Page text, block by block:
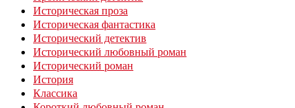
Историческая проза
Историческая фантастика
Исторический детектив
Исторический любовный роман
Исторический роман
История
Классика